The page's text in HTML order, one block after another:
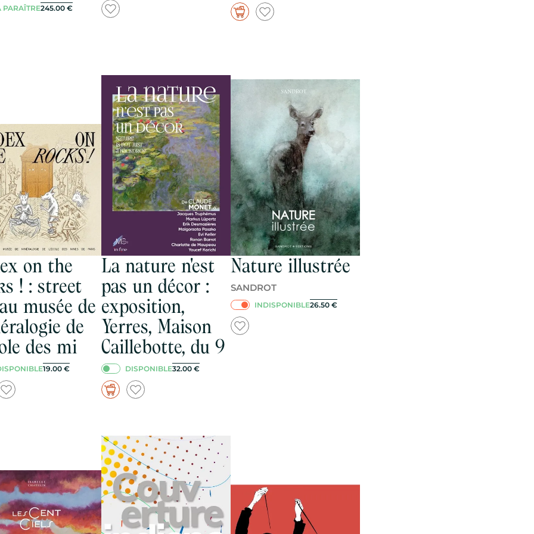
PARAÎTRE245.00 €
on the
! : street
musée de
de
des mi
19.00 €
La nature n'est
pas un décor :
exposition,
Yerres, Maison
Caillebotte, du 9
DISPONIBLE32.00 €
Nature illustrée
SANDROT
INDISPONIBLE26.50 €